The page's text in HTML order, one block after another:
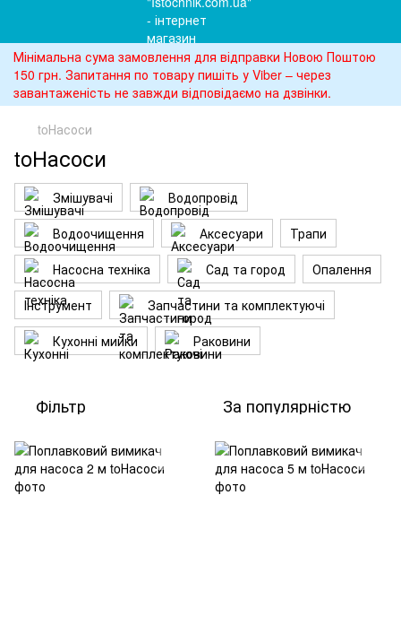
Мінімальна сума замовлення для відправки Новою Поштою
150 грн. Запитання по товару пишіть у Viber – через
завантаженість не завжди відповідаємо на дзвінки.
toНасоси
toНасоси
Змішувачі
Водопровід
Водоочищення
Аксесуари
Трапи
Насосна техніка
Сад та город
Опалення
Інструмент
Запчастини та комплектуючі
Кухонні мийки
Раковини
Фільтр За популярністю